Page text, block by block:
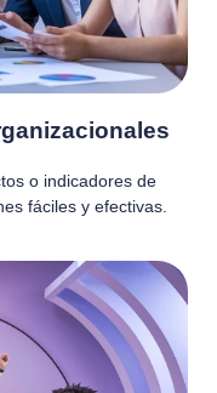
o indicadores de
fáciles y efectivas.